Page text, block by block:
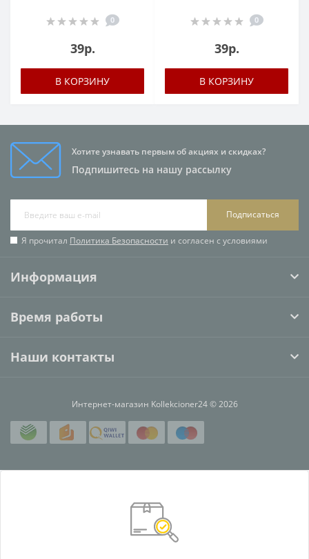
0
39р.
В КОРЗИНУ
0
39р.
В КОРЗИНУ
Хотите узнавать первым об акциях и скидках?
Подпишитесь на нашу рассылку
Подписаться
Я прочитал Политика Безопасности и согласен с условиями
Информация
Время работы
Наши контакты
Интернет-магазин Kollekcioner24 © 2026